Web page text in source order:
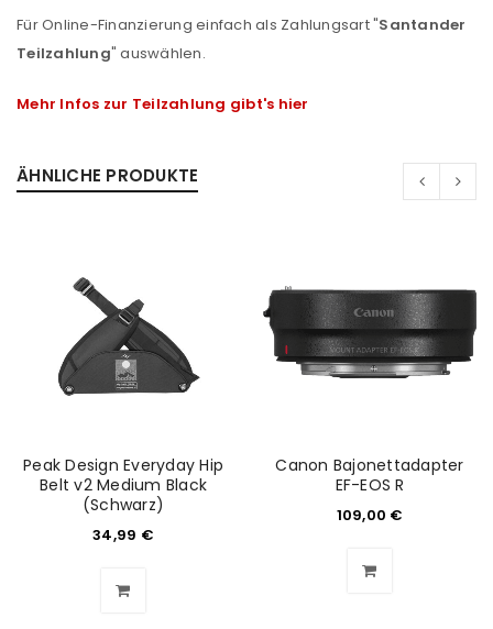
Für Online-Finanzierung einfach als Zahlungsart "Santander
Teilzahlung" auswählen.
Mehr Infos zur Teilzahlung gibt's hier
ÄHNLICHE PRODUKTE
Peak Design Everyday Hip
Belt v2 Medium Black
(Schwarz)
34,99 €
Canon Bajonettadapter
EF-EOS R
109,00 €